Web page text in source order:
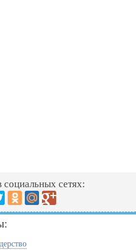
социальных сетях: